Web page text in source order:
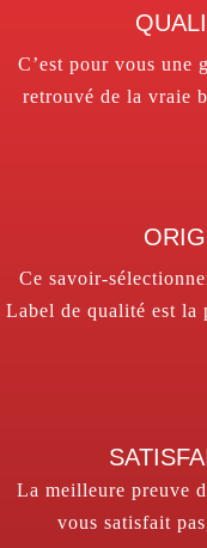
C’est pour vous une
retrouvé de la vraie
Ce savoir-
Label de qualité est la
La meilleure preuve
vous satisfait